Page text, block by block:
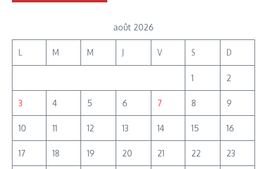
août 2026
L M M J V S D
1 2
3 4 5 6 7 8 9
10 11 12 13 14 15 16
17 18 19 20 21 22 23